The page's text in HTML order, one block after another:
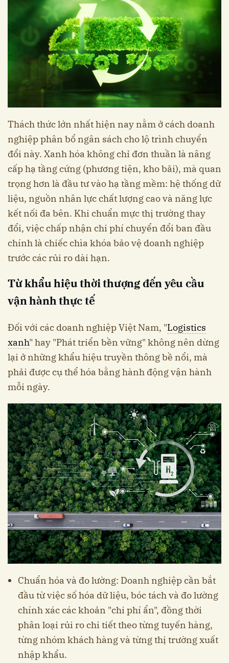
Thách thức lớn nhất hiện nay nằm ở cách doanh
nghiệp phân bổ ngân sách cho lộ trình chuyển
đổi này. Xanh hóa không chỉ đơn thuần là nâng
cấp hạ tầng cứng (phương tiện, kho bãi), mà quan
trọng hơn là đầu tư vào hạ tầng mềm: hệ thống dữ
liệu, nguồn nhân lực chất lượng cao và năng lực
kết nối đa bên. Khi chuẩn mực thị trường thay
đổi, việc chấp nhận chi phí chuyển đổi ban đầu
chính là chiếc chìa khóa bảo vệ doanh nghiệp
trước các rủi ro dài hạn.
Từ khẩu hiệu thời thượng đến yêu cầu
vận hành thực tế
Đối với các doanh nghiệp Việt Nam, "Logistics
xanh" hay "Phát triển bền vững" không nên dừng
lại ở những khẩu hiệu truyền thông bề nổi, mà
phải được cụ thể hóa bằng hành động vận hành
mỗi ngày.
Chuẩn hóa và đo lường: Doanh nghiệp cần bắt
đầu từ việc số hóa dữ liệu, bóc tách và đo lường
chính xác các khoản "chi phí ẩn", đồng thời
phân loại rủi ro chi tiết theo từng tuyến hàng,
từng nhóm khách hàng và từng thị trường xuất
nhập khẩu.